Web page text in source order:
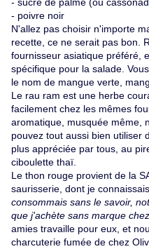
- poivre noir
N'allez pas choisir n'importe
recette, ce ne serait pas bon.
fournisseur asiatique préféré,
spécifique pour la salade.
le nom de mangue verte,
Le rau ram est une herbe
facilement chez les mêmes
aromatique, musquée même,
pouvez tout aussi bien utiliser
plus appréciée par tous, au
ciboulette thaï.
Le thon rouge provient de la
saurisserie, dont je
consommais sans le savoir,
que j'achète sans marque
amies travaille pour eux, et
charcuterie fumée de chez